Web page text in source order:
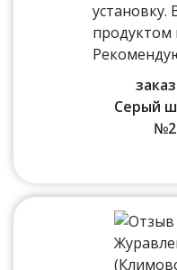
установку.
продуктом
Серый